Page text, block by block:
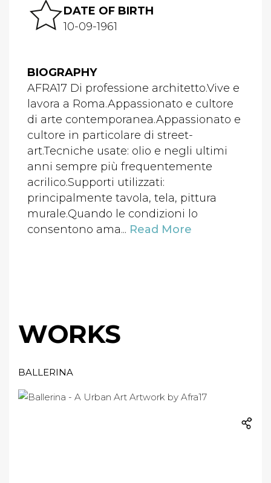
DATE OF BIRTH
10-09-1961
BIOGRAPHY
AFRA17 Di professione architetto.Vive e
lavora a Roma.Appassionato e cultore
di arte contemporanea.Appassionato e
cultore in particolare di street-
art.Tecniche usate: olio e negli ultimi
anni sempre più frequentemente
acrilico.Supporti utilizzati:
principalmente tavola, tela, pittura
murale.Quando le condizioni lo
consentono ama... Read More
WORKS
BALLERINA